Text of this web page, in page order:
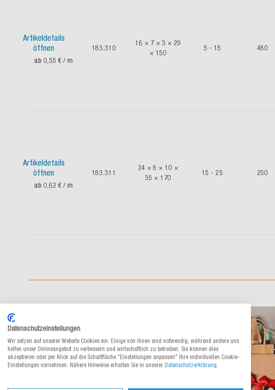
Artikeldetails
öffnen
ab 0,55 €/ m
183.310
16 × 7 × 3 × 29
× 150
5 - 15 480
Artikeldetails
öffnen
ab 0,62 €/ m
183.311
24 × 8 × 10 ×
35 × 170
15 - 25 250
Datenschutzeinstellungen
Wir setzen auf unserer Website Cookies ein. Einige von ihnen sind notwendig, während andere uns
helfen unser Onlineangebot zu verbessern und wirtschaftlich zu betreiben. Sie können dies
akzeptieren oder per Klick auf die Schaltfläche "Einstellungen anpassen" Ihre individuellen Cookie-
Einstellungen vornehmen. Nähere Hinweise erhalten Sie in unserer Datenschutzerklärung.